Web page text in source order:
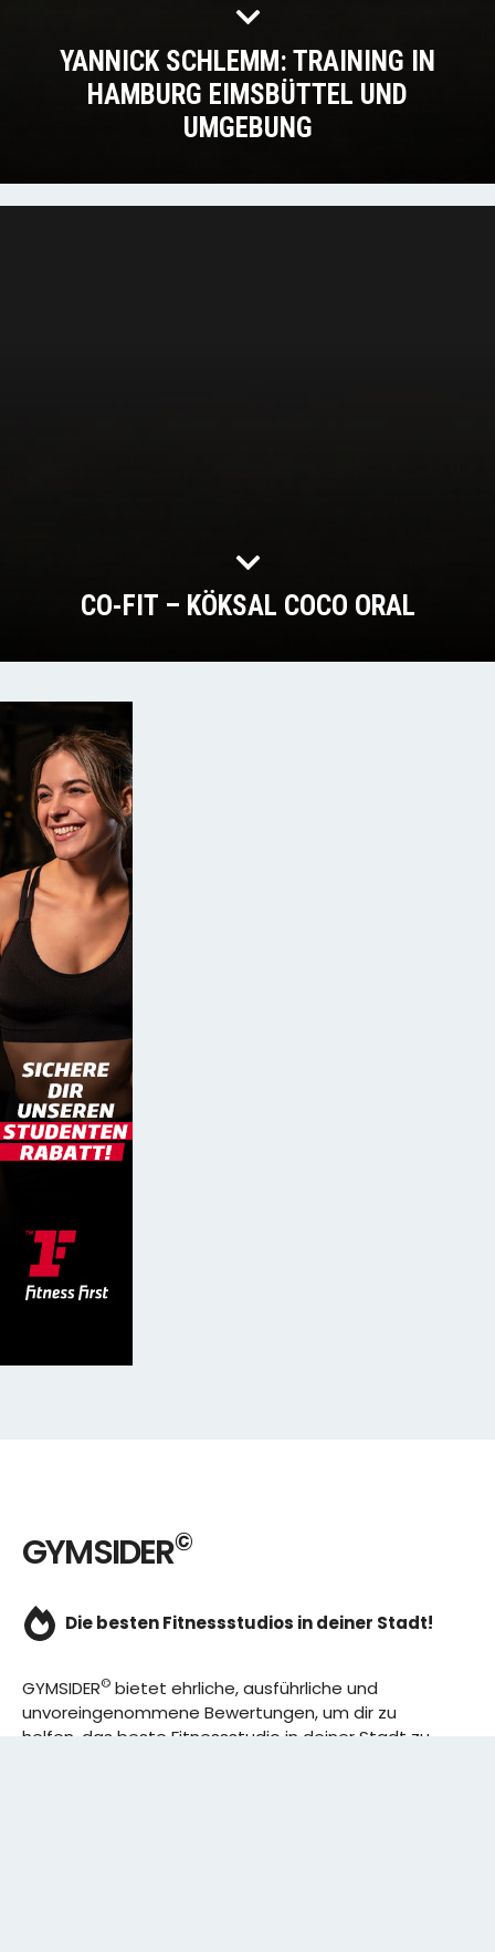
YANNICK SCHLEMM: TRAINING IN
HAMBURG EIMSBÜTTEL UND
UMGEBUNG
CO-FIT – KÖKSAL COCO ORAL
GYMSIDER©
Die besten Fitnessstudios in deiner Stadt!
GYMSIDER© bietet ehrliche, ausführliche und
unvoreingenommene Bewertungen, um dir zu
helfen, das beste Fitnessstudio in deiner Stadt zu